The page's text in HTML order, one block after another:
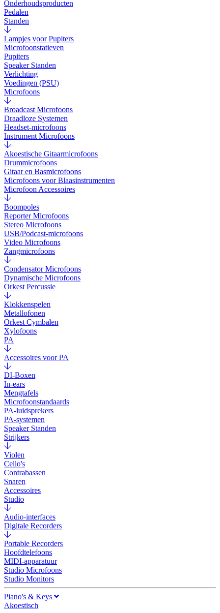
Onderhoudsproducten
Pedalen
Standen
Lampjes voor Pupiters
Microfoonstatieven
Pupiters
Speaker Standen
Verlichting
Voedingen (PSU)
Microfoons
Broadcast Microfoons
Draadloze Systemen
Headset-microfoons
Instrument Microfoons
Akoestische Gitaarmicrofoons
Drummicrofoons
Gitaar en Basmicrofoons
Microfoons voor Blaasinstrumenten
Microfoon Accessoires
Boompoles
Reporter Microfoons
Stereo Microfoons
USB/Podcast-microfoons
Video Microfoons
Zangmicrofoons
Condensator Microfoons
Dynamische Microfoons
Orkest Percussie
Klokkenspelen
Metallofonen
Orkest Cymbalen
Xylofoons
PA
Accessoires voor PA
DI-Boxen
In-ears
Mengtafels
Microfoonstandaards
PA-luidsprekers
PA-systemen
Speaker Standen
Strijkers
Violen
Cello's
Contrabassen
Snaren
Accessoires
Studio
Audio-interfaces
Digitale Recorders
Portable Recorders
Hoofdtelefoons
MIDI-apparatuur
Studio Microfoons
Studio Monitors
Piano's & Keys
Akoestisch